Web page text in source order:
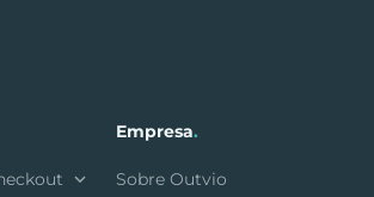
Empresa.
Sobre Outvio